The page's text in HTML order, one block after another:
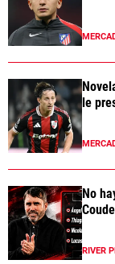
le
No
RIVER